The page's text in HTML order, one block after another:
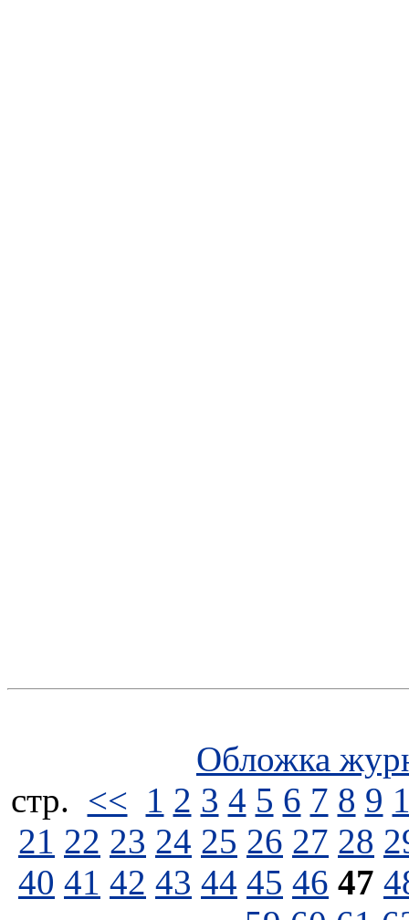
Обложка
стp. << 1 2 3 4 5 6 7 8 9
21 22 23 24 25 26 27 28
40 41 42 43 44 45 46 47